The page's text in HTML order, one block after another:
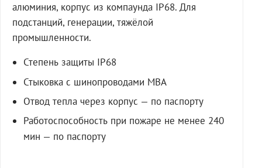
алюминия, корпус из компаунда IP68. Для
подстанций, генерации, тяжёлой
промышленности.
Степень защиты IP68
Стыковка с шинопроводами МВА
Отвод тепла через корпус — по паспорту
Работоспособность при пожаре не менее 240
мин — по паспорту